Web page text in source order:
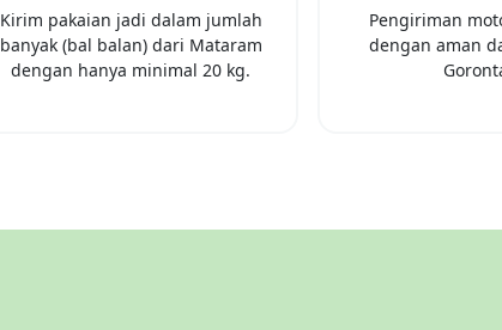
Kirim pakaian jadi dalam jumlah
banyak (bal balan) dari Mataram
dengan hanya minimal 20 kg.
Pengiriman
dengan aman